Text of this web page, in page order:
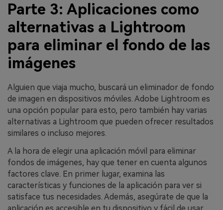
Parte 3: Aplicaciones como
alternativas a Lightroom
para eliminar el fondo de las
imágenes
Alguien que viaja mucho, buscará un eliminador de fondo
de imagen en dispositivos móviles. Adobe Lightroom es
una opción popular para esto, pero también hay varias
alternativas a Lightroom que pueden ofrecer resultados
similares o incluso mejores.
A la hora de elegir una aplicación móvil para eliminar
fondos de imágenes, hay que tener en cuenta algunos
factores clave. En primer lugar, examina las
características y funciones de la aplicación para ver si
satisface tus necesidades. Además, asegúrate de que la